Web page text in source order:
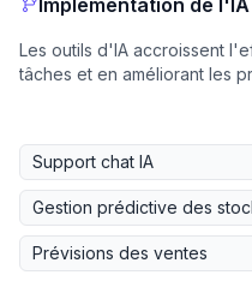
Implémentation de l'IA
Les outils d'IA accroissent
tâches et en améliorant les
Support chat IA
Gestion prédictive des
Prévisions des ventes